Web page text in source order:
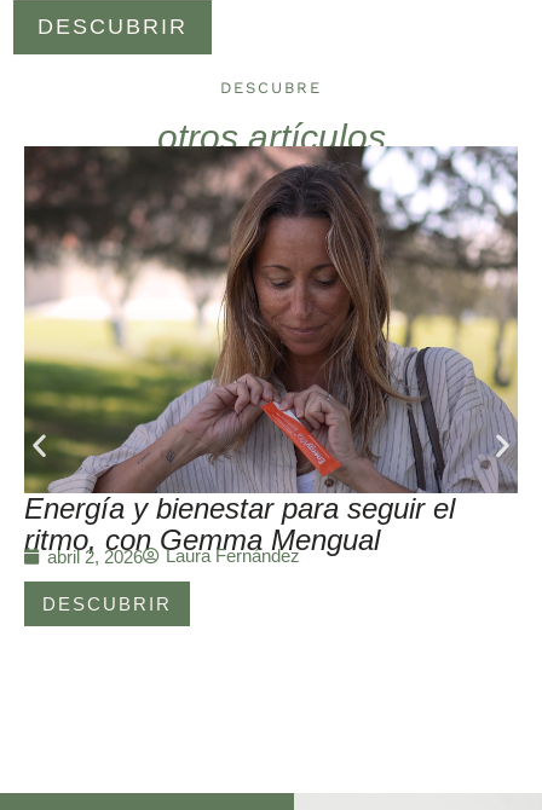
DESCUBRIR
DESCUBRE
otros artículos
Energía y bienestar para seguir el
ritmo, con Gemma Mengual
abril 2, 2026 Laura Fernández
DESCUBRIR